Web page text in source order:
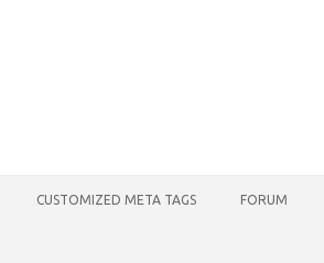
CUSTOMIZED META TAGS FORUM